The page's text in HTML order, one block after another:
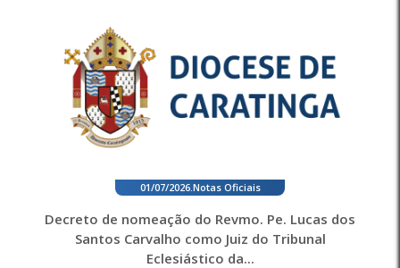
01/07/2026. Notas Oficiais
Decreto de nomeação do Revmo. Pe. Lucas dos
Santos Carvalho como Juiz do Tribunal
Eclesiástico da...